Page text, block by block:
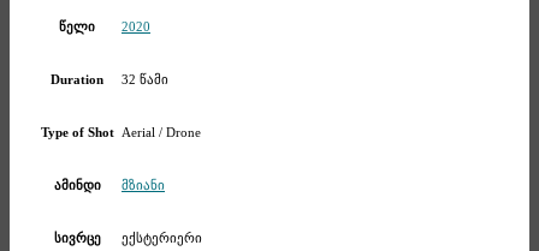
წელი 2020
Duration 32 წამი
Type of Shot Aerial / Drone
ამინდი მზიანი
სივრცე ექსტერიერი